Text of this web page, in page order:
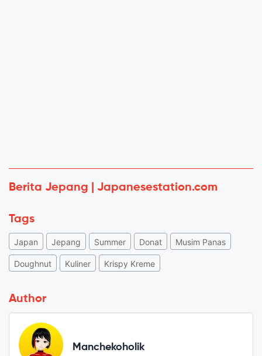
Berita Jepang | Japanesestation.com
Tags
Japan Jepang Summer Donat Musim Panas
Doughnut Kuliner Krispy Kreme
Author
Manchekoholik